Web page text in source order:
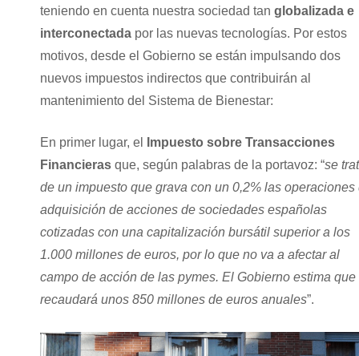
teniendo en cuenta nuestra sociedad tan globalizada e
interconectada por las nuevas tecnologías. Por estos
motivos, desde el Gobierno se están impulsando dos
nuevos impuestos indirectos que contribuirán al
mantenimiento del Sistema de Bienestar:
En primer lugar, el
Impuesto sobre Transacciones
Financieras que, según palabras de la portavoz: “se
de un impuesto que grava con un 0,2% las operaciones
adquisición de acciones de sociedades españolas
cotizadas con una capitalización bursátil superior a los
1.000 millones de euros, por lo que no va a afectar al
campo de acción de las pymes. El Gobierno estima que
recaudará unos 850 millones de euros anuales”.